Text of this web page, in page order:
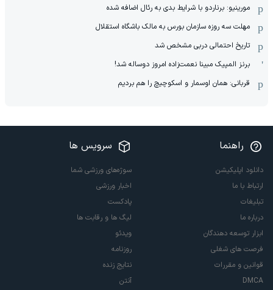
مورینیو: برناردو با شرایط بدی به رئال اضافه شده
مهلت سه روزه سازمان بورس به مالک باشگاه استقلال
تاریخ احتمالی دربی مشخص شد
برنز المپیک مبینا نعمت‌زاده امروز دوساله شد!
قربانی: همان اوسمار و اسکوچیچ را هم بردیم
راهنما
دانلود اپلیکیشن
ارتباط با ما
تبلیغات
درباره ما
ابزار توسعه دهندگان
فرصت های شغلی
قوانین و مقررات
DMCA
سرویس ها
سوژه‌های ورزشی شما
اخبار ورزشی
پادکست
لیگ ها و رقابت ها
ویدئو
روزنامه
نتایج زنده
آنتن